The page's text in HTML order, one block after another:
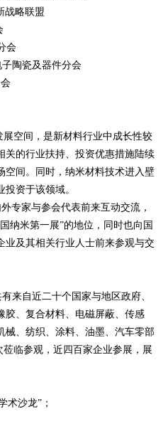
战略联盟
会
陶瓷及器件分会
空间，是新材料行业中成长性较
关的行业扶持、投资优惠措施陆续
空间。同时，纳米材料技术进入壁
资于该领域。
专家与参会代表前来互动交流，
纳米第一展”的地位，同时也向国
业及其相关行业人士前来参观与交
来自近二十个国家与地区政府、
胶、复合材料、电磁屏蔽、传感
械、纺织、涂料、油墨、汽车零部
临参观，近四百家企业参展，展
术沙龙”；